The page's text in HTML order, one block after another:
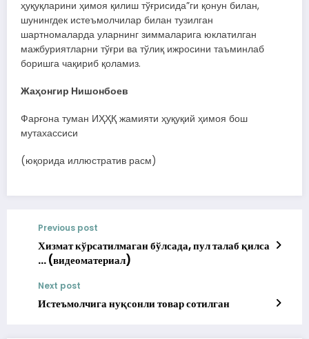
ҳуқуқларини ҳимоя қилиш тўғрисида”ги қонун билан,
шунингдек истеъмолчилар билан тузилган
шартномаларда уларнинг зиммаларига юклатилган
мажбуриятларни тўғри ва тўлиқ ижросини таъминлаб
боришга чақириб қоламиз.
Жаҳонгир Нишонбоев
Фарғона туман ИҲҲҚ жамияти ҳуқуқий ҳимоя бош
мутахассиси
(юқорида иллюстратив расм)
Previous post
Хизмат кўрсатилмаган бўлсада, пул талаб қилса
… (видеоматериал)
Next post
Истеъмолчига нуқсонли товар сотилган